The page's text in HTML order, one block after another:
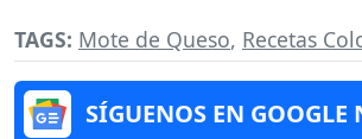
TAGS: Mote de Queso, Recetas
SÍGUENOS EN GOOGLE